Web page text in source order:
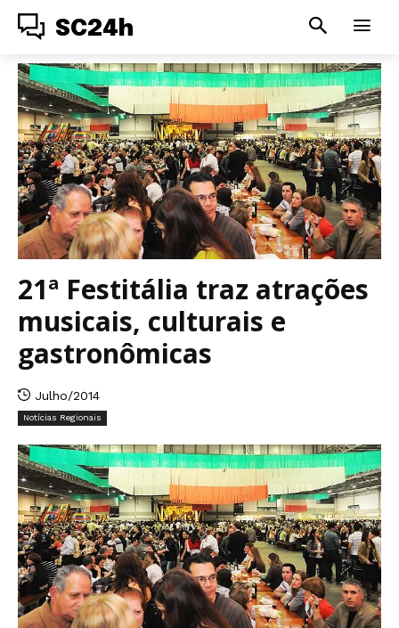
SC24h
21ª Festitália traz atrações
musicais, culturais e
gastronômicas
Julho/2014
Notícias Regionais